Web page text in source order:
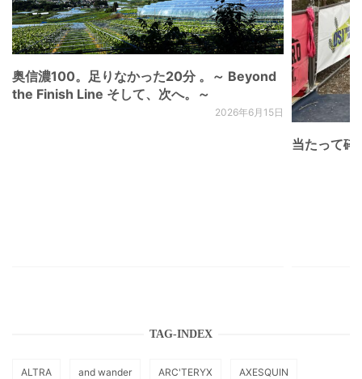
奥信濃100。足りなかった20分 。～ Beyond
the Finish Line そして、次へ。～
2026年6月15日
当たって砕
TAG-INDEX
ALTRA and wander ARC'TERYX AXESQUIN